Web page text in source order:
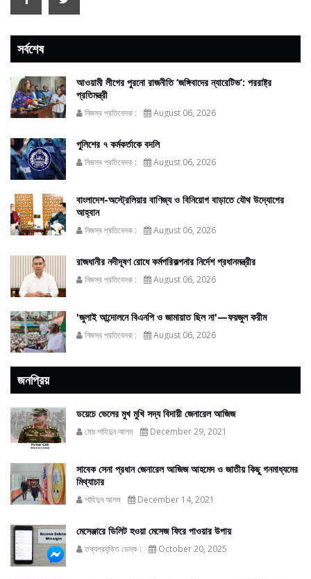
সর্বশেষ
আওয়ামী লীগের পুরনো রাজনীতি ‘জঙ্গিবাদের ন্যারেটিভ’: পররাষ্ট্র
প্রতিমন্ত্রী
নিজস্ব প্রতিবেদক : August 06, 2026
পুলিশের ৭ কর্মকর্তাকে বদলি
নিজস্ব প্রতিবেদক : August 06, 2026
বাংলাদেশ-অস্ট্রেলিয়ার বাণিজ্য ও বিনিয়োগ বাড়াতে যৌথ উদ্যোগের
আহ্বান
নিজস্ব প্রতিবেদক : August 06, 2026
রাজধানীর নদীদূষণ রোধে কর্মপরিকল্পনার নির্দেশ প্রধানমন্ত্রীর
নিজস্ব প্রতিবেদক : August 06, 2026
'জুলাই আন্দোলনে বিএনপি ও জামায়াত ছিল না'—ফয়জুল করীম
নিজস্ব প্রতিবেদক : August 06, 2026
জনপ্রিয়
ডয়েচে ভেলের মুখ মুখি সদ্য বিদায়ী জেনারেল আজিজ
মোঃ শাহিদুন আলম December 29, 2021
সাবেক সেনা প্রধান জেনারেল আজিজ আহমেদ ও জাতীয় কিছু গনমাধ্যমের
মিথ্যাচার
শাহিদুন আলম December 14, 2021
মেসেঞ্জারে ডিলিট হওয়া মেসেজ ফিরে পাওয়ার উপায়
তথ্যপ্রযুক্তি ডেস্ক : October 20, 2025